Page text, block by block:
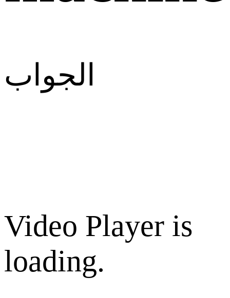
الجواب
Video Player is
loading.